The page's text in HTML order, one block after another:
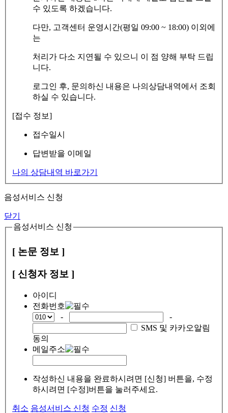
수 있도록 하겠습니다.
다만, 고객센터 운영시간(평일 09:00 ~ 18:00) 이외에
는
처리가 다소 지연될 수 있으니 이 점 양해 부탁 드립
니다.
로그인 후, 문의하신 내용은 나의상담내역에서 조회
하실 수 있습니다.
[접수 정보]
접수일시
답변받을 이메일
나의 상담내역 바로가기
음성서비스 신청
닫기
음성서비스 신청
[ 논문 정보 ]
[ 신청자 정보 ]
아이디
전화번호
-
-
SMS 및 카카오알림
동의
메일주소
작성하신 내용을 완료하시려면 [신청] 버튼을, 수정
하시려면 [수정]버튼을 눌러주세요.
취소 음성서비스 신청 수정 신청